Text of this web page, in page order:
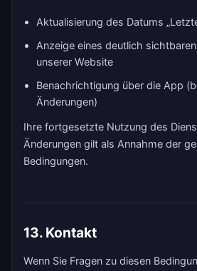
Aktualisierung des Datums
Anzeige eines deutlich
unserer Website
Benachrichtigung über die App
Änderungen)
Ihre fortgesetzte Nutzung des
Änderungen gilt als Annahme der
Bedingungen.
13. Kontakt
Wenn Sie Fragen zu diesen